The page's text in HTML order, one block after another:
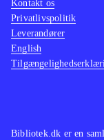
Bibliotek.dk er en
Kontakt os
Privatlivspolitik
Leverandører
English